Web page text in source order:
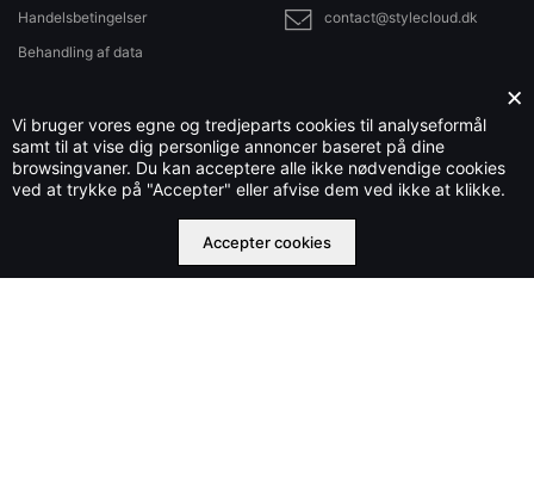
Stylecloud.dk ejes og drives af Che IT Group OÜ nr. 16569877
©2023 stylecloud.dk | All rights reserved
Handelsbetingelser
Behandling af data
contact@stylecloud.dk
×
Vi bruger vores egne og tredjeparts cookies til analyseformål
samt til at vise dig personlige annoncer baseret på dine
browsingvaner. Du kan acceptere alle ikke nødvendige cookies
ved at trykke på "Accepter" eller afvise dem ved ikke at klikke.
Accepter cookies